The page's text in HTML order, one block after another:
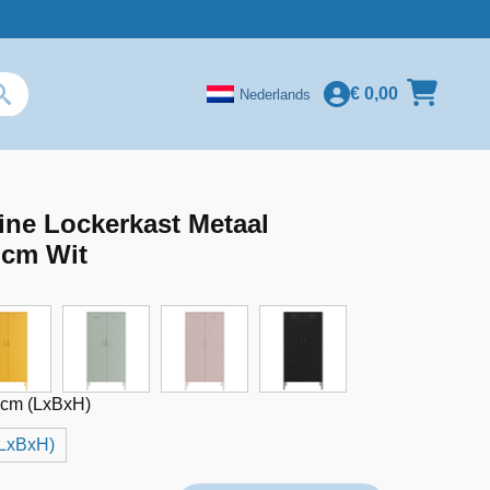
Nederlands € 0,00
Lockerkast Metaal
Wit
(LxBxH)